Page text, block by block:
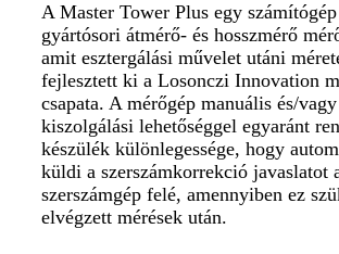
A Master Tower Plus egy
gyártósori átmérő- és hosszmérő
amit esztergálási művelet utáni
fejlesztett ki a Losonczi Innovation
csapata. A mérőgép manuális és/
kiszolgálási lehetőséggel egyaránt
készülék különlegessége, hogy
küldi a szerszámkorrekció javaslatot
szerszámgép felé, amennyiben ez
elvégzett mérések után.